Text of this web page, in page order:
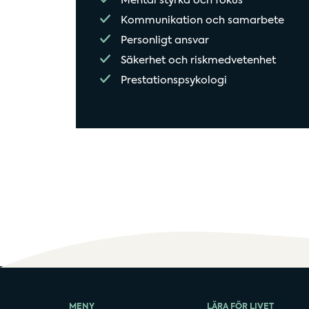
Kommunikation och samarbete
Personligt ansvar
Säkerhet och riskmedvetenhet
Prestationspsykologi
MENY LÄRA FÖR LIVET